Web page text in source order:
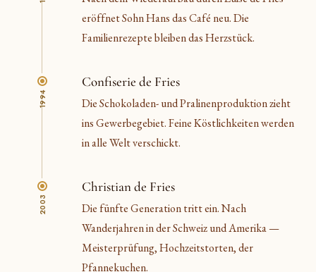
eröffnet Sohn Hans das Café neu. Die
Familienrezepte bleiben das Herzstück.
1994
Confiserie de Fries
Die Schokoladen- und Pralinenproduktion zieht
ins Gewerbegebiet. Feine Köstlichkeiten werden
in alle Welt verschickt.
2003
Christian de Fries
Die fünfte Generation tritt ein. Nach
Wanderjahren in der Schweiz und Amerika —
Meisterprüfung, Hochzeitstorten, der
Pfannekuchen.